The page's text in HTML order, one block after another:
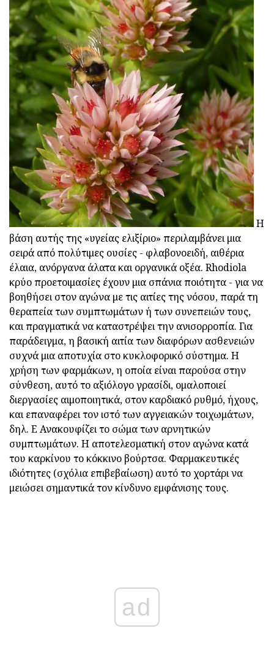
Η
βάση αυτής της «υγείας ελιξίριο» περιλαμβάνει μια
σειρά από πολύτιμες ουσίες - φλαβονοειδή, αιθέρια
έλαια, ανόργανα άλατα και οργανικά οξέα. Rhodiola
κρύο προετοιμασίες έχουν μια σπάνια ποιότητα - για να
βοηθήσει στον αγώνα με τις αιτίες της νόσου, παρά τη
θεραπεία των συμπτωμάτων ή των συνεπειών τους,
και πραγματικά να καταστρέψει την ανισορροπία. Για
παράδειγμα, η βασική αιτία των διαφόρων ασθενειών
συχνά μια αποτυχία στο κυκλοφορικό σύστημα. Η
χρήση των φαρμάκων, η οποία είναι παρούσα στην
σύνθεση, αυτό το αξιόλογο γρασίδι, ομαλοποιεί
διεργασίες αιμοποιητικά, στον καρδιακό ρυθμό, ήχους,
και επαναφέρει τον ιστό των αγγειακών τοιχωμάτων,
δηλ. Ε Ανακουφίζει το σώμα των αρνητικών
συμπτωμάτων. Η αποτελεσματική στον αγώνα κατά
του καρκίνου το κόκκινο βούρτσα. Φαρμακευτικές
ιδιότητες (σχόλια επιβεβαίωση) αυτό το χορτάρι να
μειώσει σημαντικά τον κίνδυνο εμφάνισης τους.
ad